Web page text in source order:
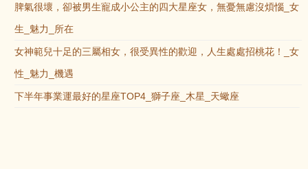
脾氣很壞，卻被男生寵成小公主的四大星座女，無憂無慮沒煩惱_女
生_魅力_所在
女神範兒十足的三屬相女，很受異性的歡迎，人生處處招桃花！_女
性_魅力_機遇
下半年事業運最好的星座TOP4_獅子座_木星_天蠍座